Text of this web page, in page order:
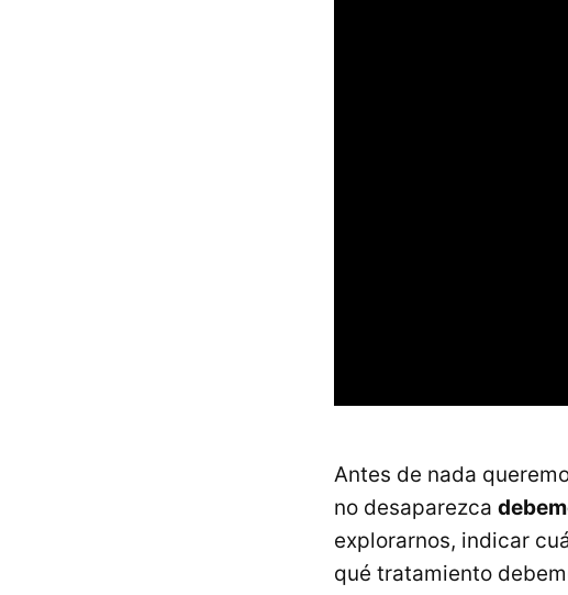
Antes de nada
no desaparezca
explorarnos, indicar
qué tratamiento